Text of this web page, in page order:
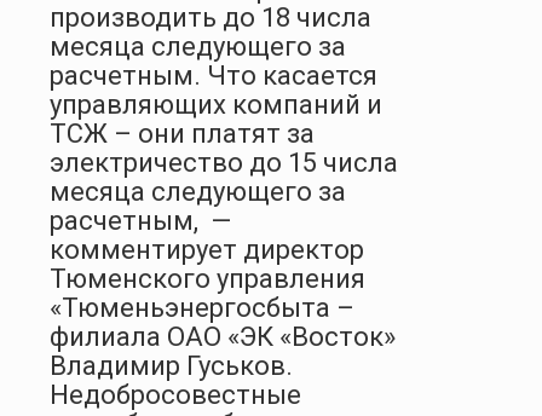
производить до 18 числа
месяца следующего за
расчетным. Что касается
управляющих компаний и
ТСЖ – они платят за
электричество до 15 числа
месяца следующего за
расчетным, —
комментирует директор
Тюменского управления
«Тюменьэнергосбыта –
филиала ОАО «ЭК «Восток»
Владимир Гуськов.
Недобросовестные